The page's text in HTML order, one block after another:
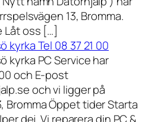
13, Bromma.
Låt oss […]
kyrka Tel 08 37 21 00
kyrka PC Service har
och E-post
och vi ligger på
Bromma Öppet tider Starta